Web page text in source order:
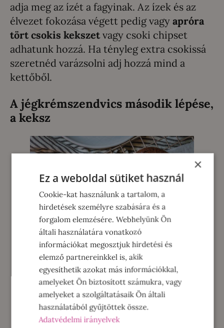
adja meg az ízét a fagyinak. Az ízek és az
élvezet fokozása végett pedig vagy apróra
tört csokis kekszetvagy csoki chipset
adhatunk hozzá. Ha tényleg extra csokissá
szeretnéd varázsolni adj hozzá mind a
kettőből.
A jégkrémszendvics második lépése,
a keksz
×
Ez a weboldal sütiket használ
Cookie-kat használunk a tartalom, a
hirdetések személyre szabására és a
forgalom elemzésére. Webhelyünk Ön
általi használatára vonatkozó
információkat megosztjuk hirdetési és
elemző partnereinkkel is, akik
egyesíthetik azokat más információkkal,
amelyeket Ön biztosított számukra, vagy
amelyeket a szolgáltatásaik Ön általi
használatából gyűjtöttek össze.
Adatvédelmi irányelvek